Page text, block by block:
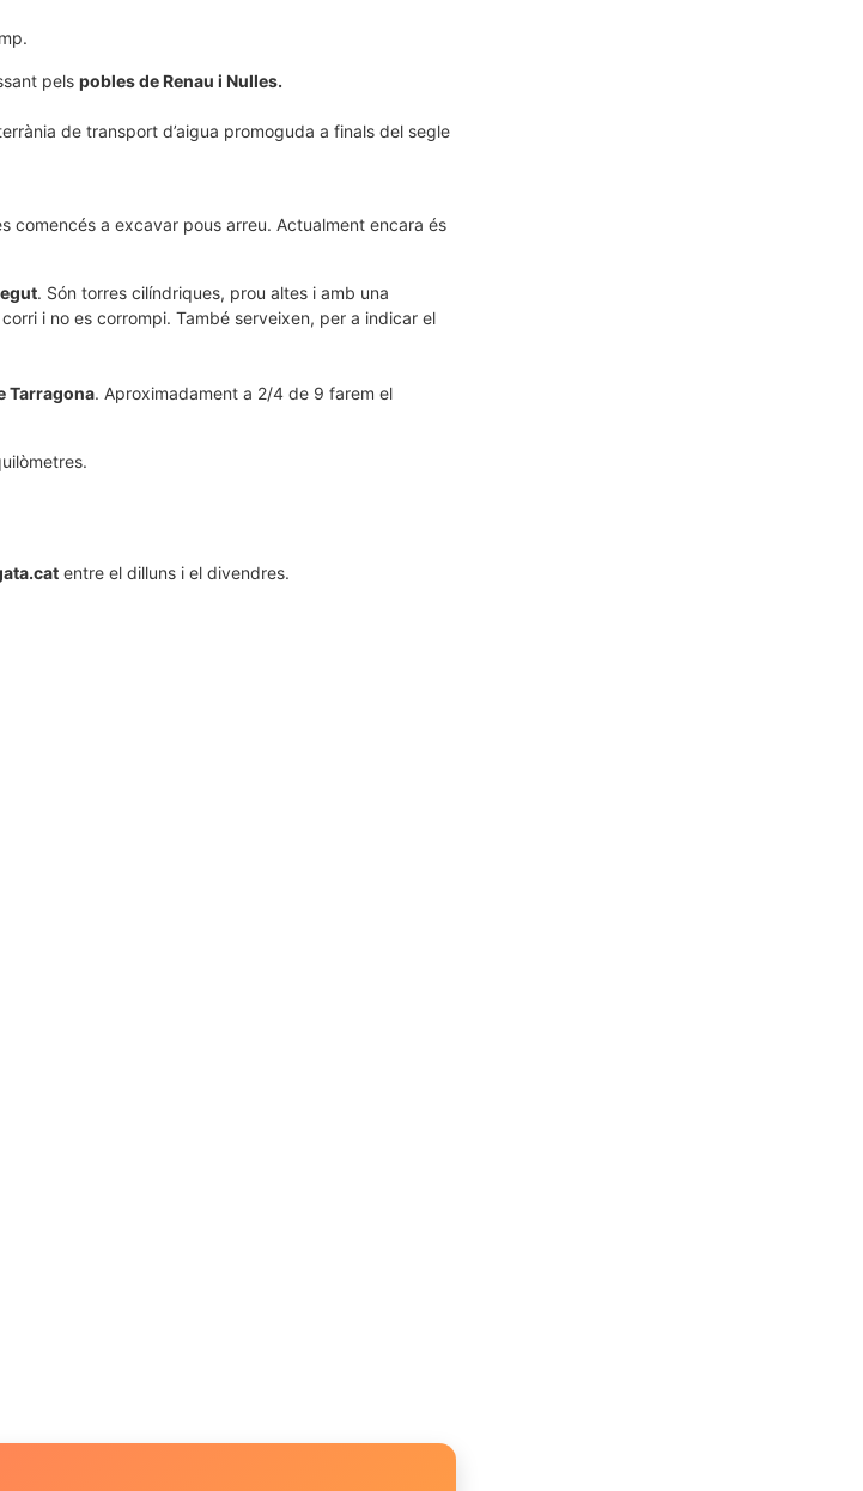
pels pobles de Renau i Nulles.
de transport d’aigua promoguda a finals del segle
comencés a excavar pous arreu. Actualment encara és
. Són torres cilíndriques, prou altes i amb una
i no es corrompi. També serveixen, per a indicar el
Tarragona. Aproximadament a 2/4 de 9 farem el
entre el dilluns i el divendres.